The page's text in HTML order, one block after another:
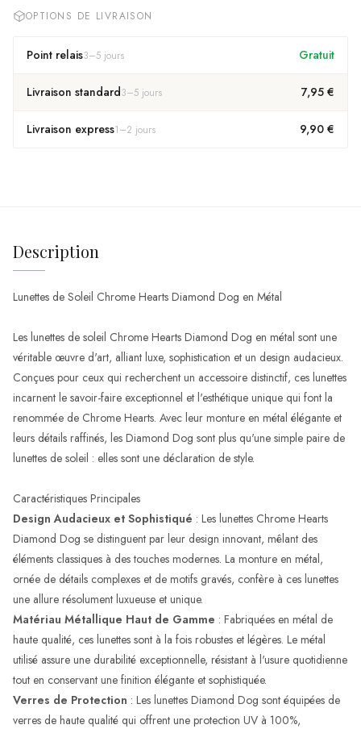
OPTIONS DE LIVRAISON
Point relais3–5 jours Gratuit
Livraison standard3–5 jours 7,95 €
Livraison express1–2 jours 9,90 €
Description
Lunettes de Soleil Chrome Hearts Diamond Dog en Métal
Les lunettes de soleil Chrome Hearts Diamond Dog en métal sont une
véritable œuvre d'art, alliant luxe, sophistication et un design audacieux.
Conçues pour ceux qui recherchent un accessoire distinctif, ces lunettes
incarnent le savoir-faire exceptionnel et l'esthétique unique qui font la
renommée de Chrome Hearts. Avec leur monture en métal élégante et
leurs détails raffinés, les Diamond Dog sont plus qu'une simple paire de
lunettes de soleil : elles sont une déclaration de style.
Caractéristiques Principales
Design Audacieux et Sophistiqué : Les lunettes Chrome Hearts
Diamond Dog se distinguent par leur design innovant, mêlant des
éléments classiques à des touches modernes. La monture en métal,
ornée de détails complexes et de motifs gravés, confère à ces lunettes
une allure résolument luxueuse et unique.
Matériau Métallique Haut de Gamme : Fabriquées en métal de
haute qualité, ces lunettes sont à la fois robustes et légères. Le métal
utilisé assure une durabilité exceptionnelle, résistant à l'usure quotidienne
tout en conservant une finition élégante et sophistiquée.
Verres de Protection : Les lunettes Diamond Dog sont équipées de
verres de haute qualité qui offrent une protection UV à 100%,